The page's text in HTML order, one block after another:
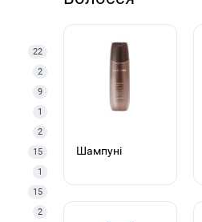
22
2
9
1
2
15
1
15
2
Шампуні